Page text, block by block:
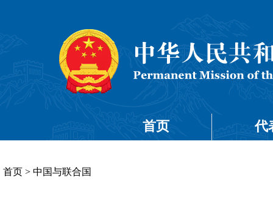
首页 代
首页 > 中国与联合国